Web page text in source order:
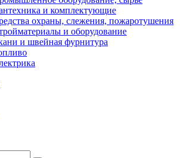
и комплектующие
охраны, слежения, пожаротушения
и оборудование
и швейная фурнитура